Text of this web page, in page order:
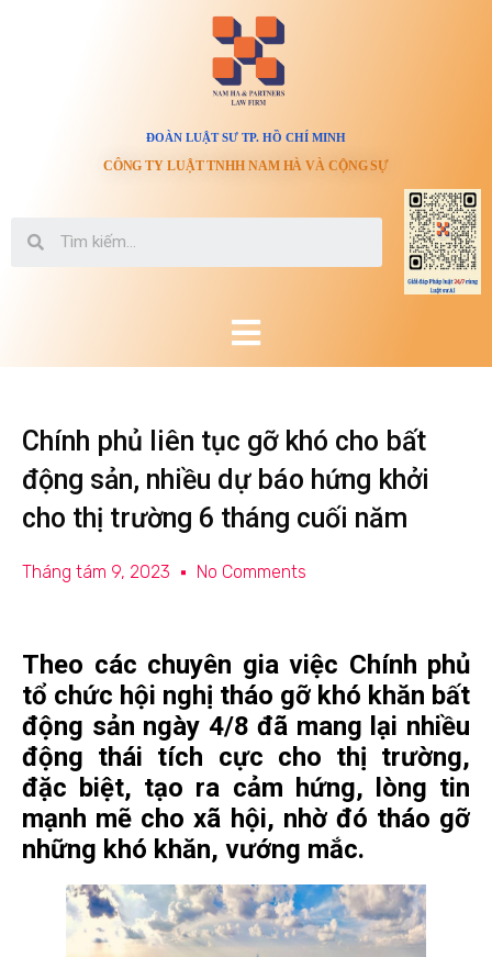
ĐOÀN LUẬT SƯ TP. HỒ CHÍ MINH
CÔNG TY LUẬT TNHH NAM HÀ VÀ CỘNG SỰ
Chính phủ liên tục gỡ khó cho bất
động sản, nhiều dự báo hứng khởi
cho thị trường 6 tháng cuối năm
Tháng tám 9, 2023 No Comments
Theo các chuyên gia việc Chính phủ
tổ chức hội nghị tháo gỡ khó khăn bất
động sản ngày 4/8 đã mang lại nhiều
động thái tích cực cho thị trường,
đặc biệt, tạo ra cảm hứng, lòng tin
mạnh mẽ cho xã hội, nhờ đó tháo gỡ
những khó khăn, vướng mắc.